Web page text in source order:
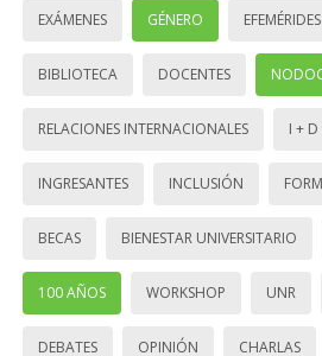
EXÁMENES GÉNERO EFEMÉRIDES
BIBLIOTECA DOCENTES
RELACIONES INTERNACIONALES I + D
INGRESANTES INCLUSIÓN
BECAS BIENESTAR UNIVERSITARIO
100 AÑOS WORKSHOP UNR
DEBATES OPINIÓN CHARLAS